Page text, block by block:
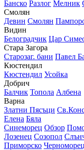
Банско Разлог Мелник
Смолян
Девин Смолян
Видин
Белоградчик Цар
Стара Загора
Старозаг. бани Павел
Кюстендил
Кюстендил Усойка
Добрич
Балчик Топола Албена
Варна
Златни Пясъци
Елена Бяла
Синеморец Обзор
Лозенец Созопол
Приморско Черноморец